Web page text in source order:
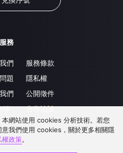
務
們
題
們
服務條款
隱私權
公開徵件
合作洽談
網站使用 cookies 分析技術。若您
我們使用 cookies，關於更多相關隱
權政策。